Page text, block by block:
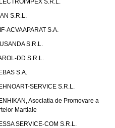
S.R.L.
S.R.L.
ACVAAPARAT S.A.
S.R.L.
DD S.R.L.
S.A.
SERVICE S.R.L.
Asociatia de Promovare a
Martiale
SERVICE-COM S.R.L.